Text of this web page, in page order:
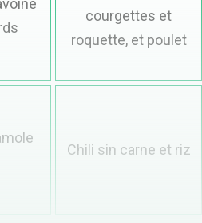
courgettes et
roquette, et poulet
Chili sin carne et riz